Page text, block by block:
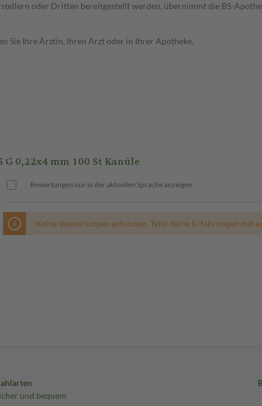
oder Dritten bereitgestellt werden, übernimmt die BS-
Sie Ihre Ärztin, Ihren Arzt oder in Ihrer Apotheke.
0,22x4 mm 100 St Kanüle
Bewertungen nur in der aktuellen Sprache anzeigen.
Keine Bewertungen gefunden. Teile deine Erfahrungen mit
und bequem